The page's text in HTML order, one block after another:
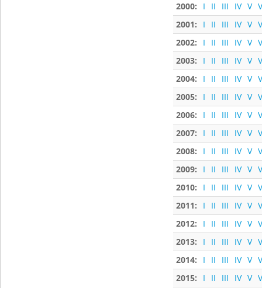
2000:
I II III IV V
2001:
I II III IV V
2002:
I II III IV V
2003:
I II III IV V
2004:
I II III IV V
2005:
I II III IV V
2006:
I II III IV V
2007:
I II III IV V
2008:
I II III IV V
2009:
I II III IV V
2010:
I II III IV V
2011:
I II III IV V
2012:
I II III IV V
2013:
I II III IV V
2014:
I II III IV V
2015:
I II III IV V